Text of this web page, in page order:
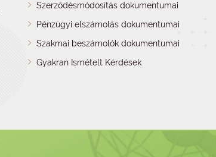
Szerződésmódosítás dokumentumai
Pénzügyi elszámolás dokumentumai
Szakmai beszámolók dokumentumai
Gyakran Ismételt Kérdések